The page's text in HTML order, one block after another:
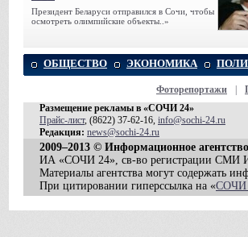
Президент Беларуси отправился в Сочи, чтобы
осмотреть олимпийские объекты..»
ОБЩЕСТВО ЭКОНОМИКА
Фоторепортажи
Размещение рекламы в «СОЧИ 24»
Прайс-лист, (8622) 37-62-16, info@sochi-24.ru
Редакция: news@sochi-24.ru
2009–2013 © Информационное
ИА «СОЧИ 24», св-во регистрации
Материалы агентства могут содержать
При цитировании гиперссылка на «СОЧИ